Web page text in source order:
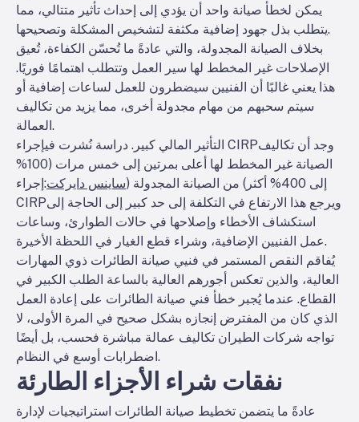
يمكن لخطأ صيانة واحد أن يؤدي إلى إحداث تأثير متتالي، مما
يتطلب بذل جهود إضافية مكثفة لتشخيص المشكلة وتصحيحها.
بخلاف الصيانة المجدولة، والتي عادةً ما تُحسّن الكفاءة، تُعيق
الإصلاحات غير المخطط لها سير العمل وتتطلب اهتمامًا فوريًا.
هذا يعني غالبًا أن الفنيين سيضطرون للعمل لساعات إضافية أو
سيتم سحبهم من مهام مجدولة أخرى، مما يزيد من تكاليف
العمالة.
التأثير المالي كبير. دراسة نُشرت في إجراء CIRPوجد أن تكاليف
الصيانة غير المخطط لها أعلى بمرتين إلى خمس مرات (100%
إلى 400% أكثر) من الصيانة المجدولة (
ساينس دايركت:إجراء
CIRPويرجع هذا الارتفاع في التكلفة إلى حد كبير إلى الحاجة إلى
استكشاف الأخطاء وإصلاحها في حالات الطوارئ، وساعات
عمل الفنيين الإضافية، وشراء قطع الغيار في اللحظة الأخيرة.
يُفاقم النقص المستمر في فنيي صيانة الطائرات ذوي المهارات
العالية، والذين تعكس أجورهم العالية بالساعة الطلب الكبير في
القطاع. عندما يُجبر خطأ فني صيانة الطائرات على إعادة العمل
الذي كان من المفترض إنجازه بشكل صحيح في المرة الأولى، لا
تواجه شركات الطيران تكاليف عمالة مباشرة فحسب، بل أيضًا
اضطرابات أوسع في النظام.
نفقات شراء الأجزاء الطارئة
عادةً ما يتضمن تخطيط صيانة الطائرات استراتيجيات لإدارة